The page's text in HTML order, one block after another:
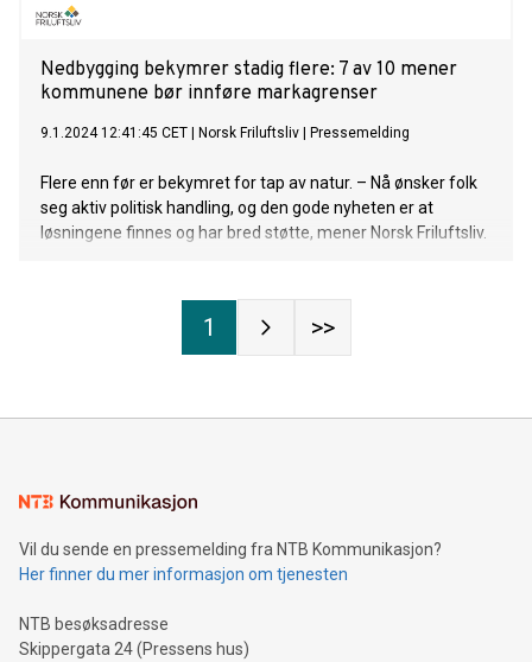
Nedbygging bekymrer stadig flere: 7 av 10 mener
kommunene bør innføre markagrenser
9.1.2024 12:41:45 CET Norsk Friluftsliv Pressemelding
Flere enn før er bekymret for tap av natur. – Nå ønsker folk
seg aktiv politisk handling, og den gode nyheten er at
løsningene finnes og har bred støtte, mener Norsk Friluftsliv.
1 >>
Vil du sende en pressemelding fra NTB Kommunikasjon?
Her finner du mer informasjon om tjenesten
NTB besøksadresse
Skippergata 24 (Pressens hus)